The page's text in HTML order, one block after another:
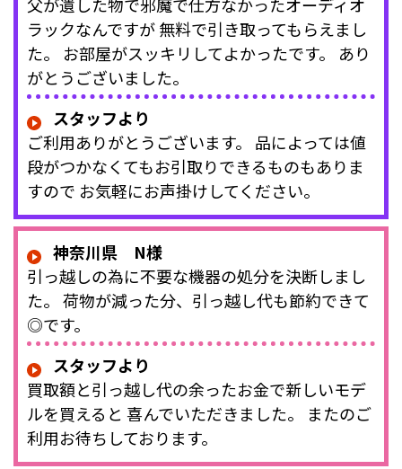
ラックなんですが 無料で引き取ってもらえまし
た。 お部屋がスッキリしてよかったです。 あり
がとうございました。
スタッフより
ご利用ありがとうございます。 品によっては値
段がつかなくてもお引取りできるものもありま
すので お気軽にお声掛けしてください。
神奈川県 N様
引っ越しの為に不要な機器の処分を決断しまし
た。 荷物が減った分、引っ越し代も節約できて
◎です。
スタッフより
買取額と引っ越し代の余ったお金で新しいモデ
ルを買えると 喜んでいただきました。 またのご
利用お待ちしております。